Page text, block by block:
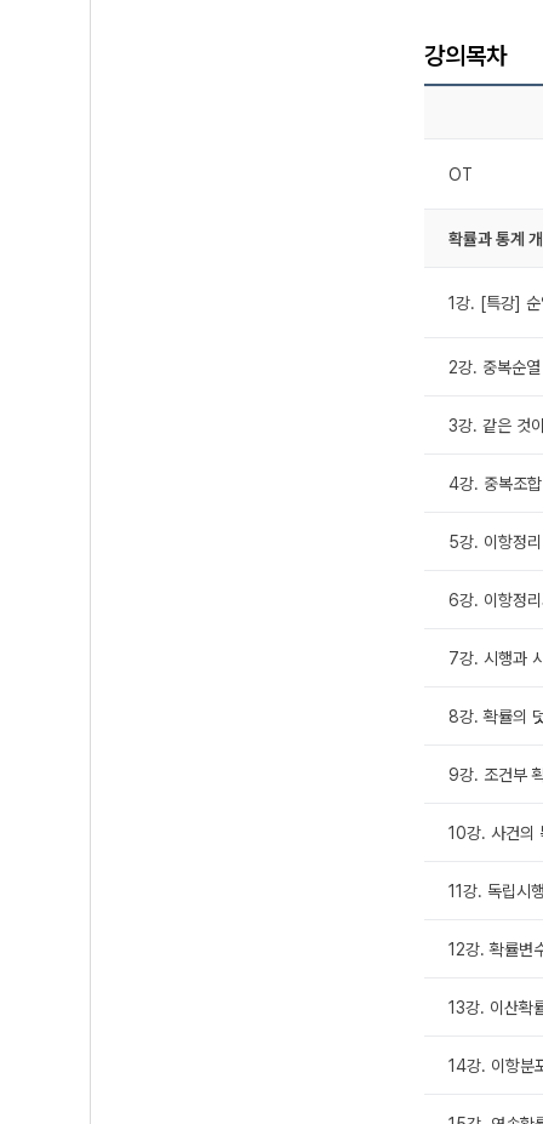
강의목차
OT
확률과 통계
1강. [특강] 순
2강. 중복순열
3강. 같은 것
4강. 중복조합
5강. 이항정리
6강. 이항정
7강. 시행과
8강. 확률의
9강. 조건부
10강. 사건의
11강. 독립시
12강. 확률변
13강. 이산확
14강. 이항분